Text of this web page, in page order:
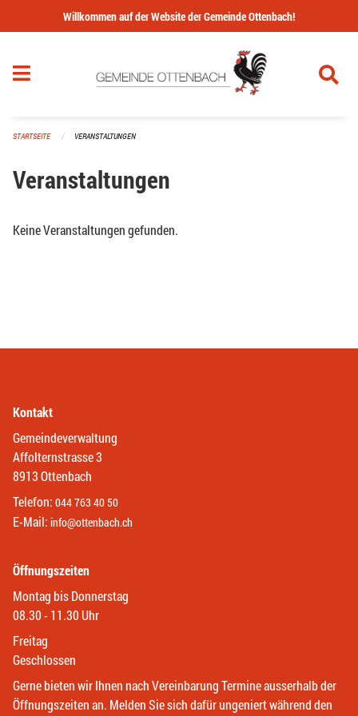
Navigation überspringen
Willkommen auf der Website der Gemeinde Ottenbach!
STARTSEITE VERANSTALTUNGEN
Veranstaltungen
Keine Veranstaltungen gefunden.
Kontakt
Gemeindeverwaltung
Affolternstrasse 3
8913 Ottenbach
Telefon: 044 763 40 50
E-Mail: info@ottenbach.ch
Öffnungszeiten
Montag bis Donnerstag
08.30 - 11.30 Uhr
Freitag
Geschlossen
Gerne bieten wir Ihnen nach Vereinbarung Termine ausserhalb der
Öffnungszeiten an. Melden Sie sich dafür ungeniert während den